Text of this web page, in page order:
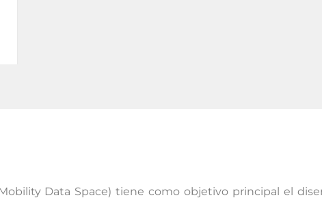
Data Space) tiene como objetivo principal el